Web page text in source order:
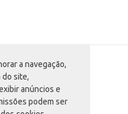
a navegação,
do site,
anúncios e
podem ser